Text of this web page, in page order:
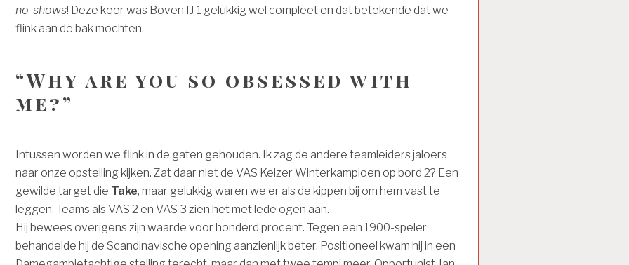
no-shows! Deze keer was Boven IJ 1 gelukkig wel compleet en dat betekende dat we
flink aan de bak mochten.
“Why are you so obsessed with
me?”
Intussen worden we flink in de gaten gehouden. Ik zag de andere teamleiders jaloers
naar onze opstelling kijken. Zat daar niet de VAS Keizer Winterkampioen op bord 2? Een
gewilde target die Take, maar gelukkig waren we er als de kippen bij om hem vast te
leggen. Teams als VAS 2 en VAS 3 zien het met lede ogen aan.
Hij bewees overigens zijn waarde voor honderd procent. Tegen een 1900-speler
behandelde hij de Scandinavische opening aanzienlijk beter. Positioneel kwam hij in een